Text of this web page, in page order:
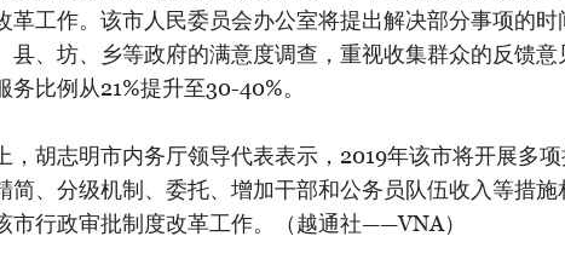
革工作。该市人民委员会办公室将提出解决部分事项的
县、坊、乡等政府的满意度调查，重视收集群众的反馈
务比例从21%提升至30-40%。
，胡志明市内务厅领导代表表示，2019年该市将开展多
简、分级机制、委托、增加干部和公务员队伍收入等措
市行政审批制度改革工作。（越通社——VNA）